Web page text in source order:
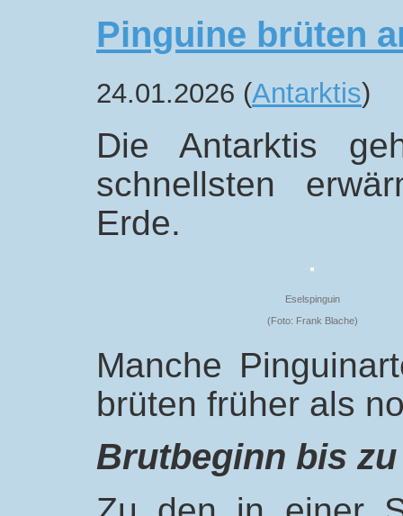
Pinguine brüten
24.01.2026 (Antarktis)
Die Antarktis
schnellsten
Erde.
Eselspinguin
(Foto: Frank Blache)
Manche
brüten früher als
Brutbeginn bis